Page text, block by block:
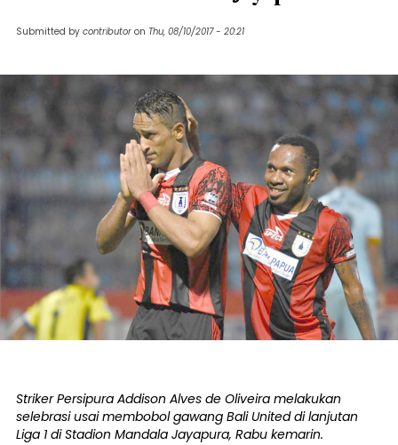
Submitted by contributor on Thu, 08/10/2017 - 20:21
Striker Persipura Addison Alves de Oliveira melakukan
selebrasi usai membobol gawang Bali United di lanjutan
Liga 1 di Stadion Mandala Jayapura, Rabu kemarin.